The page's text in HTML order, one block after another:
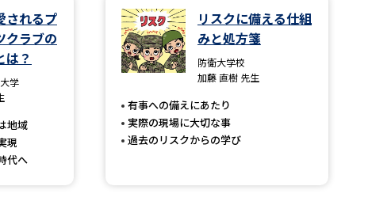
・発送状況の確認 テレメールお支払いサイト
合せ先 テレメール進学カタログ
されるプ
クラブの
は？
学
地域
現
代へ
リスクに備える仕組
みと処方箋
防衛大学校
加藤 直樹 先生
有事への備えにあたり
実際の現場に大切な事
過去のリスクからの学び